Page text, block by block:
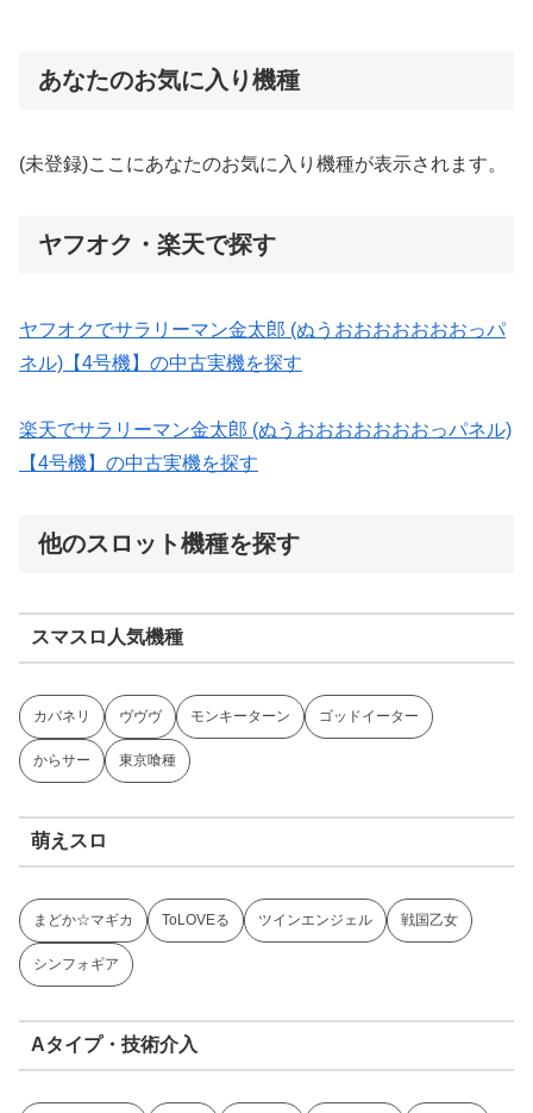
あなたのお気に入り機種
(未登録)ここにあなたのお気に入り機種が表示されます。
ヤフオク・楽天で探す
ヤフオクでサラリーマン金太郎 (ぬうおおおおおおおっパ
ネル)【4号機】の中古実機を探す
楽天でサラリーマン金太郎 (ぬうおおおおおおおっパネル)
【4号機】の中古実機を探す
他のスロット機種を探す
スマスロ人気機種
カバネリ ヴヴヴ モンキーターン ゴッドイーター
からサー 東京喰種
萌えスロ
まどか☆マギカ ToLOVEる ツインエンジェル 戦国乙女
シンフォギア
Aタイプ・技術介入